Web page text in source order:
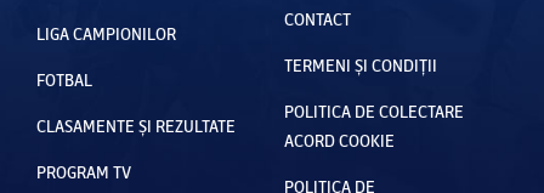
LIGA CAMPIONILOR
FOTBAL
CLASAMENTE ȘI REZULTATE
PROGRAM TV
CONTACT
TERMENI ȘI CONDIȚII
POLITICA DE COLECTARE
ACORD COOKIE
POLITICA DE